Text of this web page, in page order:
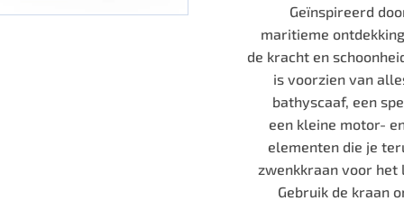
Geïnspireerd
maritieme
de kracht en
is voorzien van
bathyscaaf, een
een kleine motor-
elementen die je
zwenkkraan voor het
Gebruik de kraan